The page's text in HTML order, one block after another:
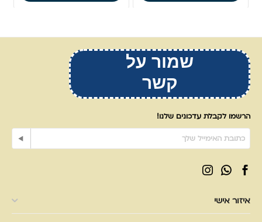
שמור על
קשר
הרשמו לקבלת עדכונים שלנו!
איזור אישי